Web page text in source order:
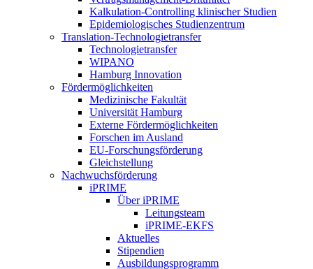
Kalkulation-Controlling klinischer Studien
Epidemiologisches Studienzentrum
Translation-Technologietransfer
Technologietransfer
WIPANO
Hamburg Innovation
Fördermöglichkeiten
Medizinische Fakultät
Universität Hamburg
Externe Fördermöglichkeiten
Forschen im Ausland
EU-Forschungsförderung
Gleichstellung
Nachwuchsförderung
iPRIME
Über iPRIME
Leitungsteam
iPRIME-EKFS
Aktuelles
Stipendien
Ausbildungsprogramm